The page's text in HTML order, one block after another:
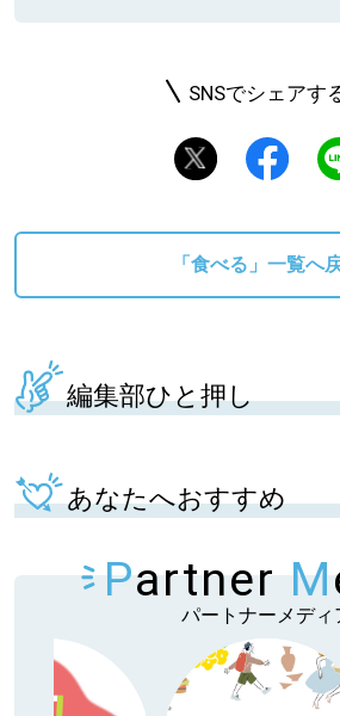
SNSでシェアす
「食べる」一覧へ
編集部ひと押し
あなたへおすすめ
Partner M
パートナーメディ